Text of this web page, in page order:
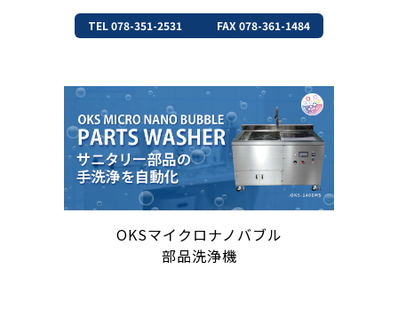
TEL 078-351-2531 FAX 078-361-1484
OKSマイクロナノバブル
部品洗浄機